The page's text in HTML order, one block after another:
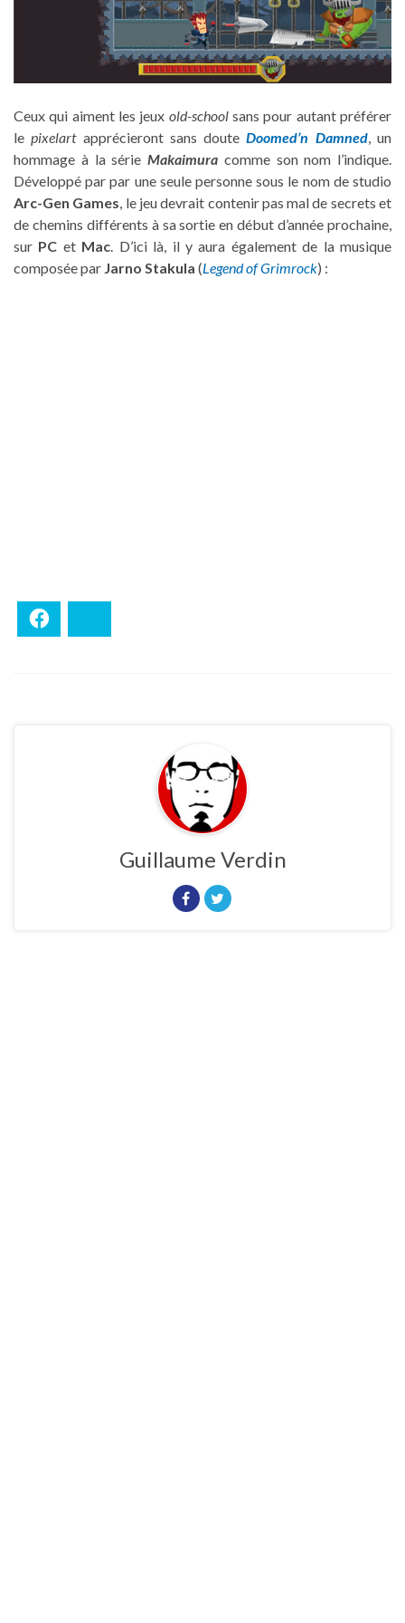
Ceux qui aiment les jeux old-schoolsans pour autant préférer
lepixelartapprécieront sans douteDoomed’n Damned, un
hommage à la série Makaimura comme son nom l’indique.
Développé par par une seule personne sous le nom de studio
Arc-Gen Games, le jeu devrait contenir pas mal de secrets et
de chemins différents à sa sortie en début d’année prochaine,
sur PC et Mac. D’ici là, il y aura également de la musique
composée par Jarno Stakula (Legend of Grimrock) :
Guillaume Verdin